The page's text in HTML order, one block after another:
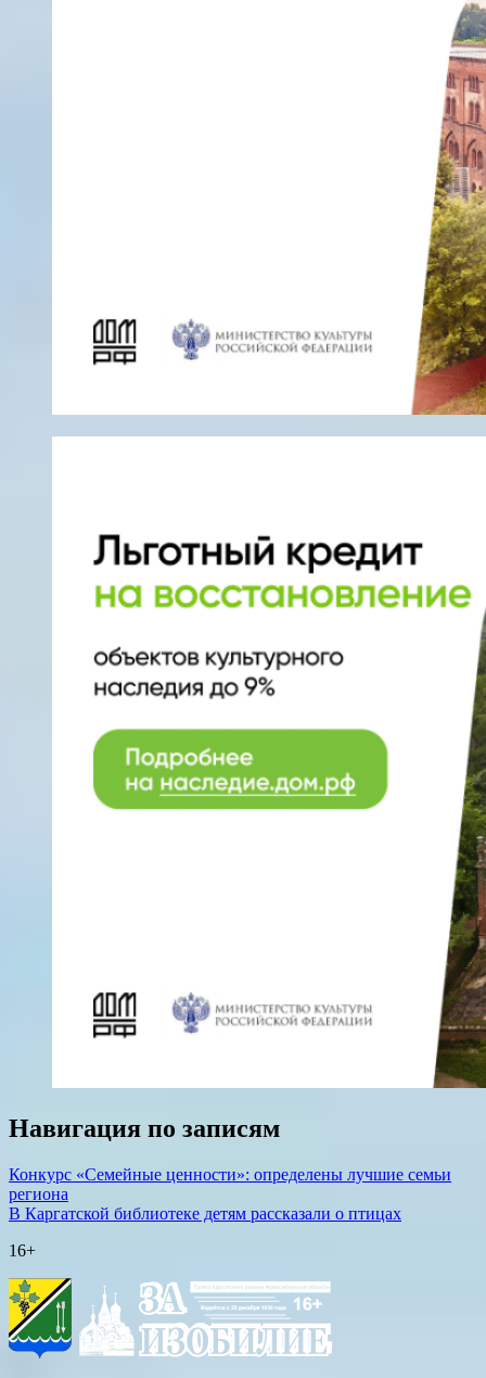
Навигация по записям
Конкурс «Семейные ценности»: определены лучшие семьи
региона
В Каргатской библиотеке детям рассказали о птицах
16+